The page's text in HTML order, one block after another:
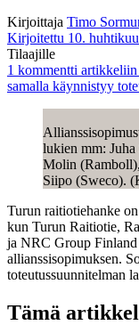
Kirjoittaja Timo
Kirjoitettu 10.
Tilaajille
1 kommentti artikkeliin
samalla käynnistyy
lukien mm:
Molin
Siipo (Sweco).
Turun raitiotiehanke
kun Turun Raitiotie,
ja NRC Group Finland
allianssisopimuksen.
toteutussuunnitelman
Tämä